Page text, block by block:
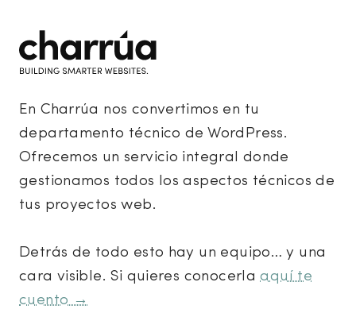
En Charrúa nos convertimos en tu
departamento técnico de WordPress.
Ofrecemos un servicio integral donde
gestionamos todos los aspectos técnicos de
tus proyectos web.
Detrás de todo esto hay un equipo… y una
cara visible. Si quieres conocerlaaquí te
cuento →